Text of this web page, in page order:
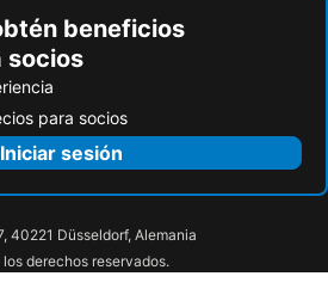
beneficios
socios
para socios
Iniciar sesión
40221 Düsseldorf, Alemania
derechos reservados.